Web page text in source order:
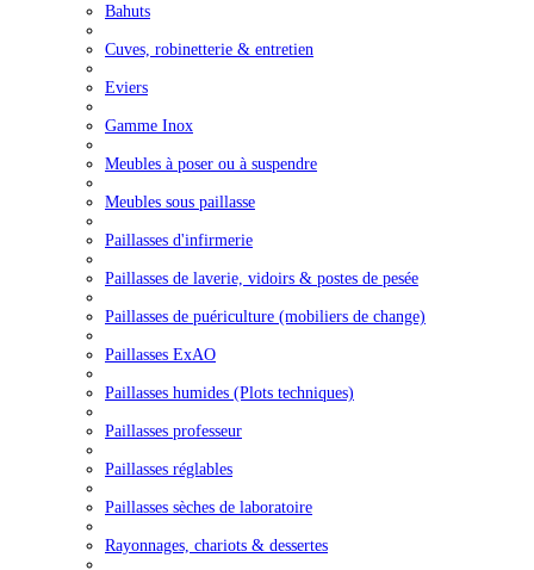
Bahuts
Cuves, robinetterie & entretien
Eviers
Gamme Inox
Meubles à poser ou à suspendre
Meubles sous paillasse
Paillasses d'infirmerie
Paillasses de laverie, vidoirs & postes de pesée
Paillasses de puériculture (mobiliers de change)
Paillasses ExAO
Paillasses humides (Plots techniques)
Paillasses professeur
Paillasses réglables
Paillasses sèches de laboratoire
Rayonnages, chariots & dessertes